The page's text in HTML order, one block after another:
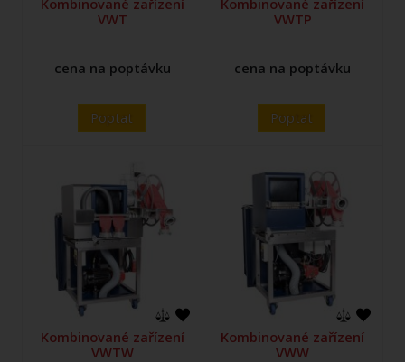
VWT
cena na poptávku
Poptat
VWTP
cena na poptávku
Poptat
Kombinované zařízení
VWTW
Kombinované zařízení
VWW